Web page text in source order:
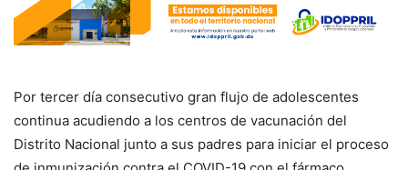
Por tercer día consecutivo gran flujo de adolescentes
continua acudiendo a los centros de vacunación del
Distrito Nacional junto a sus padres para iniciar el proceso